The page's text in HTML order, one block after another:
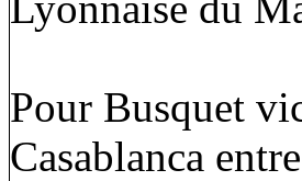
Pour Busquet
Casablanca